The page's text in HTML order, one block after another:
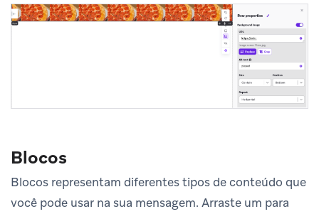
Blocos
Blocos representam diferentes tipos de conteúdo que
você pode usar na sua mensagem. Arraste um para